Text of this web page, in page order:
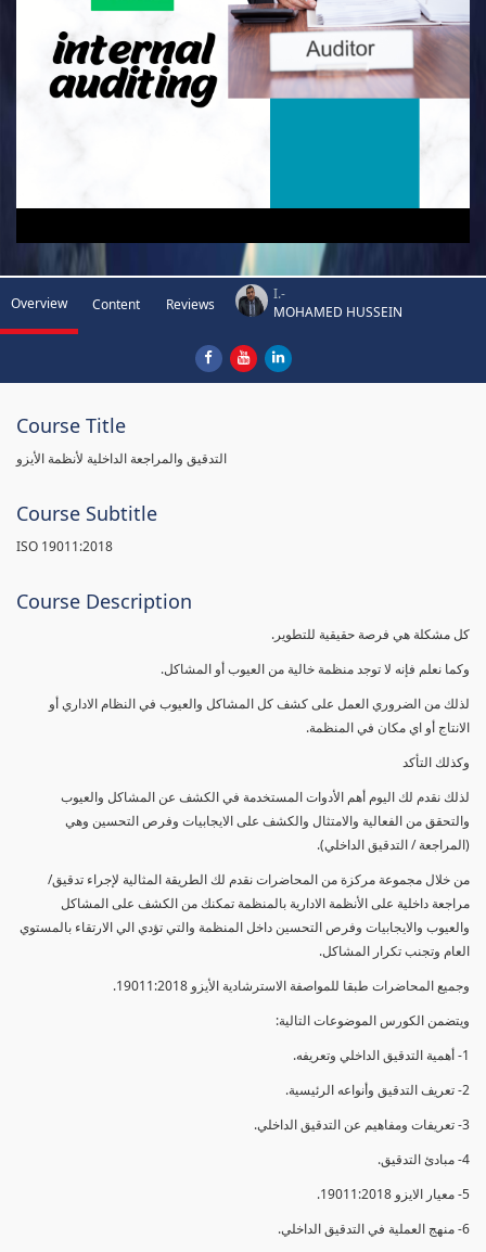
Overview Content Reviews
I.-
MOHAMED HUSSEIN
Course Title
التدقيق والمراجعة الداخلية لأنظمة الأيزو
Course Subtitle
ISO 19011:2018
Course Description
كل مشكلة هي فرصة حقيقية للتطوير.
وكما نعلم فإنه لا توجد منظمة خالية من العيوب أو المشاكل.
لذلك من الضروري العمل على كشف كل المشاكل والعيوب في النظام الاداري أو
الانتاج أو اي مكان في المنظمة.
وكذلك التأكد
لذلك نقدم لك اليوم أهم الأدوات المستخدمة في الكشف عن المشاكل والعيوب
والتحقق من الفعالية والامتثال والكشف على الايجابيات وفرص التحسين وهي
(المراجعة / التدقيق الداخلي).
من خلال مجموعة مركزة من المحاضرات نقدم لك الطريقة المثالية لإجراء تدقيق/
مراجعة داخلية على الأنظمة الادارية بالمنظمة تمكنك من الكشف على المشاكل
والعيوب والايجابيات وفرص التحسين داخل المنظمة والتي تؤدي الي الارتقاء بالمستوي
العام وتجنب تكرار المشاكل.
وجميع المحاضرات طبقا للمواصفة الاسترشادية الأيزو 19011:2018.
ويتضمن الكورس الموضوعات التالية:
1- أهمية التدقيق الداخلي وتعريفه.
2- تعريف التدقيق وأنواعه الرئيسية.
3- تعريفات ومفاهيم عن التدقيق الداخلي.
4- مبادئ التدقيق.
5- معيار الايزو 19011:2018.
6- منهج العملية في التدقيق الداخلي.